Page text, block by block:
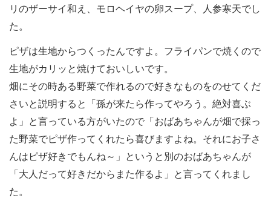
リのザーサイ和え、モロヘイヤの卵スープ、人参寒天でし
た。
ピザは生地からつくったんですよ。フライパンで焼くので
生地がカリッと焼けておいしいです。
畑にその時ある野菜で作れるので好きなものをのせてくだ
さいと説明すると「孫が来たら作ってやろう。絶対喜ぶ
よ」と言っている方がいたので「おばあちゃんが畑で採っ
た野菜でピザ作ってくれたら喜びますよね。それにお子さ
んはピザ好きでもんね～」というと別のおばあちゃんが
「大人だって好きだからまた作るよ」と言ってくれまし
た。